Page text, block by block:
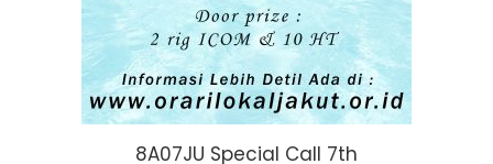
8A07JU Special Call 7th